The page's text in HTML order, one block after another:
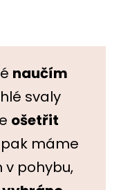
naučím
svaly
ošetřit
pak máme
v pohybu,